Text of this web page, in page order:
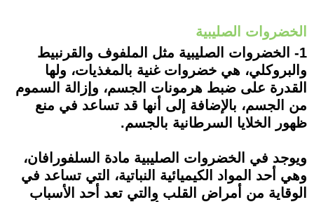
الخضروات الصليبية
1- الخضروات الصليبية مثل الملفوف والقرنبيط
والبروكلي، هي خضروات غنية بالمغذيات، ولها
القدرة على ضبط هرمونات الجسم، وإزالة السموم
من الجسم، بالإضافة إلى أنها قد تساعد في منع
ظهور الخلايا السرطانية بالجسم.
ويوجد في الخضروات الصليبية مادة السلفورافان،
وهي أحد المواد الكيميائية النباتية، التي تساعد في
الوقاية من أمراض القلب والتي تعد أحد الأسباب